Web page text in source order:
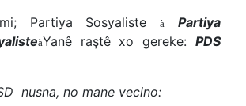
Partiya Sosyalisteà
Partiya
àYanê raştê xo gereke:PDS
nusna, no mane vecino: